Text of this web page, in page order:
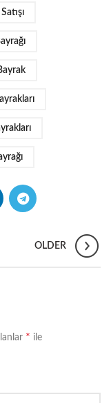
OLDER
* ile